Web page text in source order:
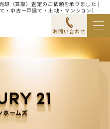
（買取）査定のご依頼を承りました |
・中古一戸建て・土地・マンション）な
お問い合わせ